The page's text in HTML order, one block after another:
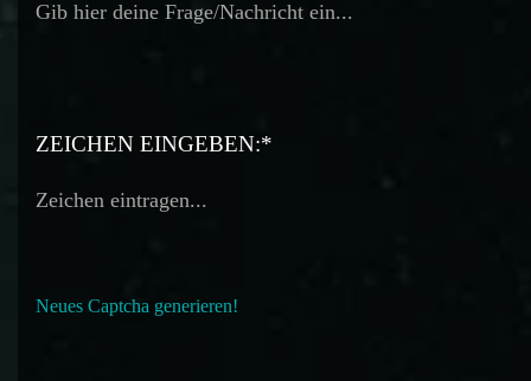
ZEICHEN EINGEBEN:*
Neues Captcha generieren!